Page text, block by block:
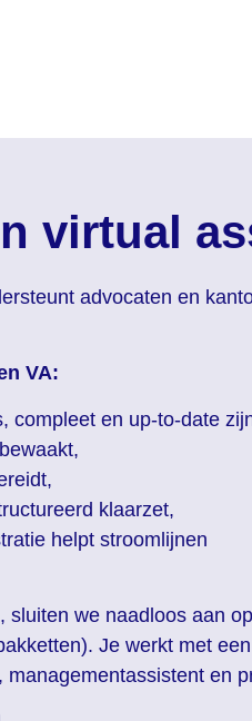
virtual
advocaten en
VA:
compleet en up-to-date
klaarzet,
helpt stroomlijnen
sluiten we naadloos aan
Je werkt met
en